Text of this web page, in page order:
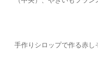
手作りシロップで作る赤し